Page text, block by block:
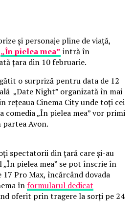
și personaje pline de viață,
„În pielea mea” intră în
țara din 10 februarie.
o surpriză pentru data de 12
„Date Night” organizată în mai
rețeaua Cinema City unde toți cei
comedia „În pielea mea” vor primi
Avon.
spectatorii din țară care și-au
pielea mea” se pot înscrie în
Pro Max, încărcând dovada
înformularul dedicat
oferit prin tragere la sorți pe 24